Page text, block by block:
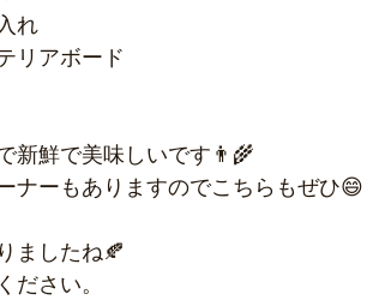
れ
リアボード
新鮮で美味しいです👨‍🌾
ナーもありますのでこちらもぜひ😄
ましたね🍂
ださい。